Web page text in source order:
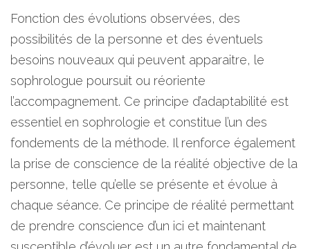
Fonction des évolutions observées, des
possibilités de la personne et des éventuels
besoins nouveaux qui peuvent apparaitre, le
sophrologue poursuit ou réoriente
l’accompagnement. Ce principe d’adaptabilité est
essentiel en sophrologie et constitue l’un des
fondements de la méthode. Il renforce également
la prise de conscience de la réalité objective de la
personne, telle qu’elle se présente et évolue à
chaque séance. Ce principe de réalité permettant
de prendre conscience d’un ici et maintenant